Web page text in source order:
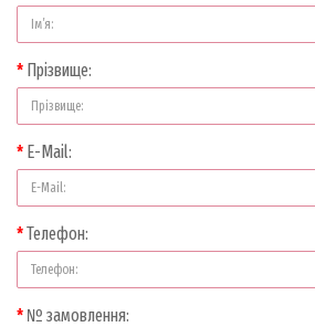
Прізвище:
E-Mail:
Телефон:
№ замовлення: